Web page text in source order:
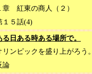
章 紅東の商人（２）
１５話(4)
る日ある時ある場所で。
リンピックを盛り上がろう。
論